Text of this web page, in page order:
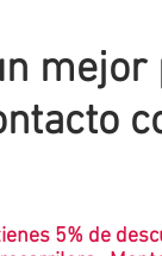
mejor
5% de